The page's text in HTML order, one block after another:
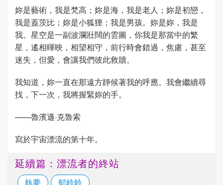
妳是藝術，我是梵高；妳是海，我是老人；妳是初戀，
我是蓋茨比；妳是小狐狸；我是男孩。妳是妳，我是
我。星空是一副波瀾壯闊的雲圖，你我是那當中的繁
星，遙相暉映，相望相守，前行時會錯過，焦慮，甚至
迷失，但愛，會讓我們彼此救贖。
我知道，妳一直在那遠方靜候著我的呼應。我會繼續尋
找，下一次，我將握緊妳的手。
——魯濱遜·克魯索
寫於宇宙漂流的第十年。
延續篇：漂流者的終站
執夢 郁鈴鈴